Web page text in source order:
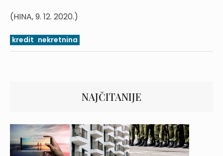
(HINA, 9. 12. 2020.)
kredit nekretnina
NAJČITANIJE